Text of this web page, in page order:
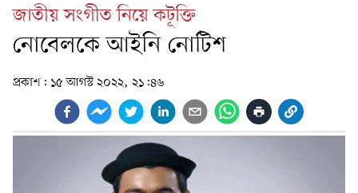
জাতীয় সংগীত নিয়ে কটূক্তি
নোবেলকে আইনি নোটিশ
প্রকাশ: ১৫ আগস্ট ২০২২, ২১:৪৬